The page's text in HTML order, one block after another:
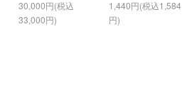
30,000円(税込
33,000円)
1,440円(税込1,584
円)